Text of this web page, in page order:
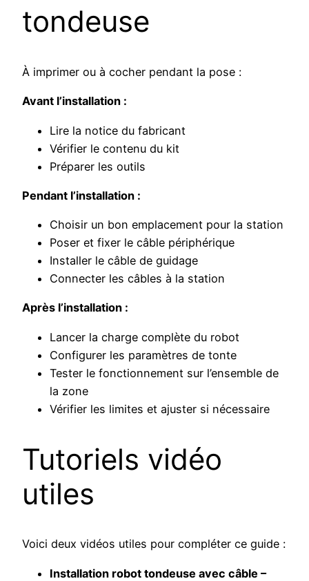
tondeuse
À imprimer ou à cocher pendant la pose :
Avant l’installation :
Lire la notice du fabricant
Vérifier le contenu du kit
Préparer les outils
Pendant l’installation :
Choisir un bon emplacement pour la station
Poser et fixer le câble périphérique
Installer le câble de guidage
Connecter les câbles à la station
Après l’installation :
Lancer la charge complète du robot
Configurer les paramètres de tonte
Tester le fonctionnement sur l’ensemble de
la zone
Vérifier les limites et ajuster si nécessaire
Tutoriels vidéo
utiles
Voici deux vidéos utiles pour compléter ce guide :
Installation robot tondeuse avec câble –